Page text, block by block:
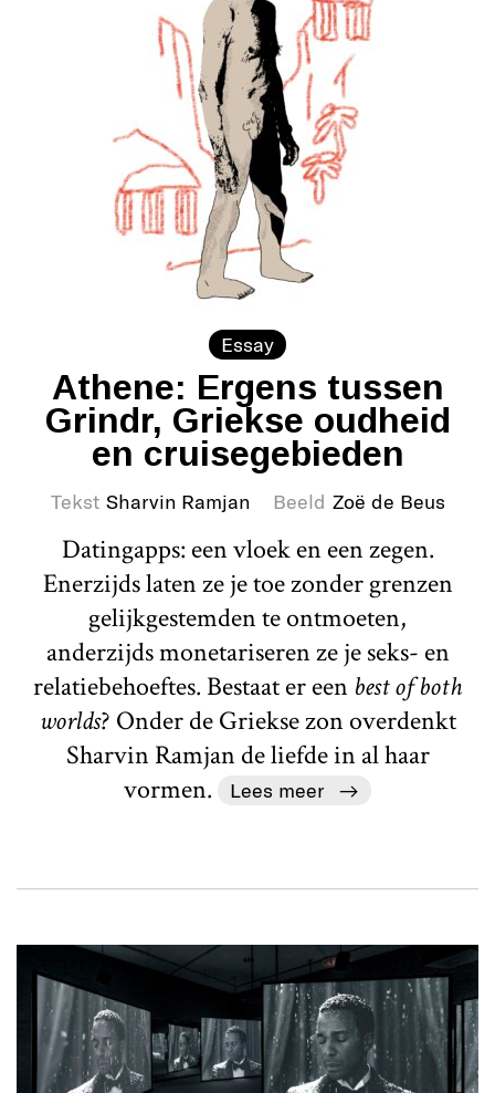
Essay
Athene: Ergens tussen
Grindr, Griekse oudheid
en cruisegebieden
Tekst Sharvin Ramjan Beeld Zoë de Beus
Datingapps: een vloek en een zegen.
Enerzijds laten ze je toe zonder grenzen
gelijkgestemden te ontmoeten,
anderzijds monetariseren ze je seks- en
relatiebehoeftes. Bestaat er een best of both
worlds? Onder de Griekse zon overdenkt
Sharvin Ramjan de liefde in al haar
vormen.
Lees meer